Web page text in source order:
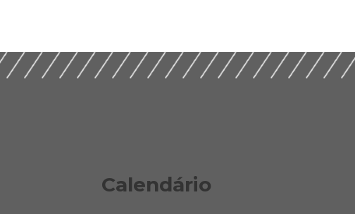
Calendário